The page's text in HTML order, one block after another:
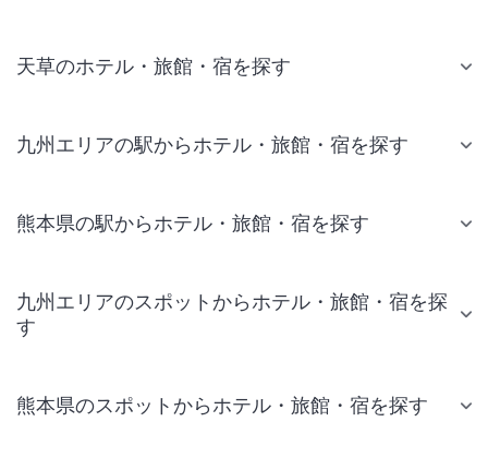
天草のホテル・旅館・宿を探す
九州エリアの駅からホテル・旅館・宿を探す
熊本県の駅からホテル・旅館・宿を探す
九州エリアのスポットからホテル・旅館・宿を探
す
熊本県のスポットからホテル・旅館・宿を探す